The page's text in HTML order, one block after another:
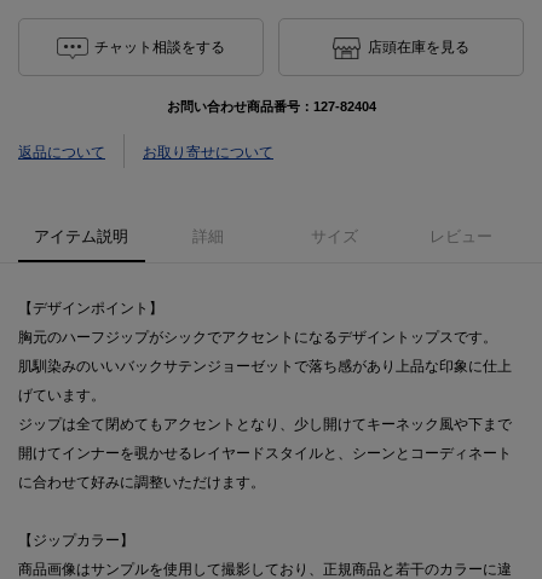
チャット相談をする 店頭在庫を見る
お問い合わせ商品番号： 127-82404
返品について お取り寄せについて
アイテム説明 詳細 サイズ レビュー
【デザインポイント】
胸元のハーフジップがシックでアクセントになるデザイントップスです。
肌馴染みのいいバックサテンジョーゼットで落ち感があり上品な印象に仕上
げています。
ジップは全て閉めてもアクセントとなり、少し開けてキーネック風や下まで
開けてインナーを覗かせるレイヤードスタイルと、シーンとコーディネート
に合わせて好みに調整いただけます。
【ジップカラー】
商品画像はサンプルを使用して撮影しており、正規商品と若干のカラーに違